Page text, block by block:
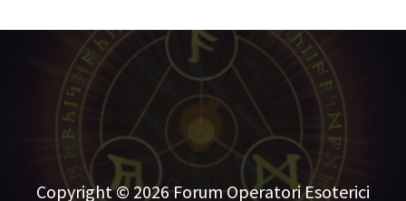
Copyright © 2026 Forum Operatori Esoterici